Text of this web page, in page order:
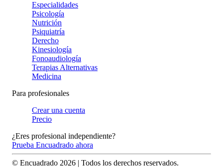
Especialidades
Psicología
Nutrición
Psiquiatría
Derecho
Kinesiología
Fonoaudiología
Terapias Alternativas
Medicina
Para profesionales
Crear una cuenta
Precio
¿Eres profesional independiente?
Prueba Encuadrado ahora
© Encuadrado 2026 | Todos los derechos reservados.